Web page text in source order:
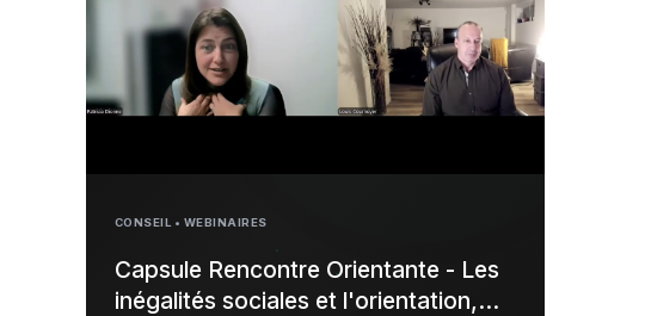
CONSEIL • WEBINAIRES
Capsule Rencontre Orientante - Les
inégalités sociales et l'orientation,